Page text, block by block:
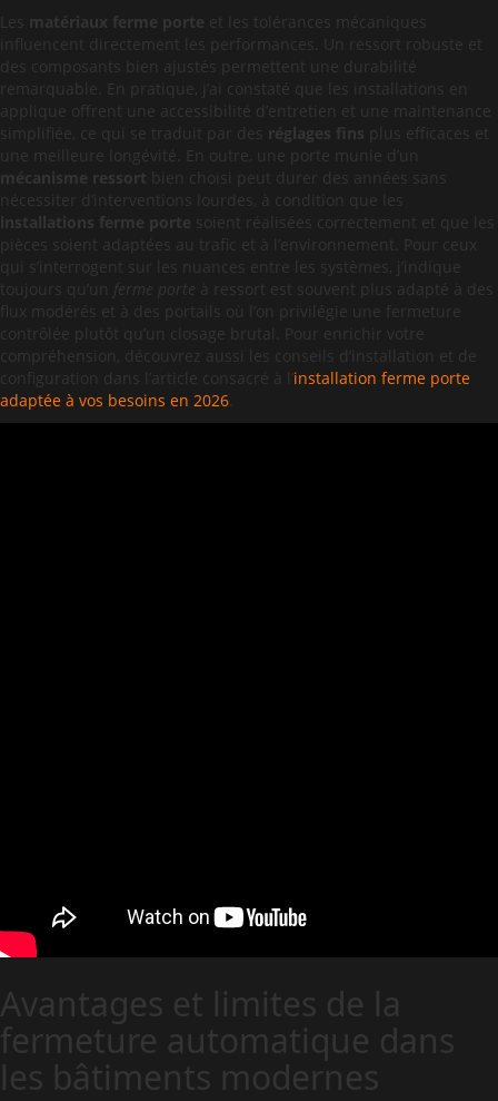
Les matériaux ferme porte et les tolérances mécaniques
influencent directement les performances. Un ressort robuste et
des composants bien ajustés permettent une durabilité
remarquable. En pratique, j’ai constaté que les installations en
applique offrent une accessibilité d’entretien et une maintenance
simplifiée, ce qui se traduit par des réglages fins plus efficaces et
une meilleure longévité. En outre, une porte munie d’un
mécanisme ressort bien choisi peut durer des années sans
nécessiter d’interventions lourdes, à condition que les
installations ferme porte soient réalisées correctement et que les
pièces soient adaptées au trafic et à l’environnement. Pour ceux
qui s’interrogent sur les nuances entre les systèmes, j’indique
toujours qu’un ferme porte à ressort est souvent plus adapté à des
flux modérés et à des portails où l’on privilégie une fermeture
contrôlée plutôt qu’un closage brutal. Pour enrichir votre
compréhension, découvrez aussi les conseils d’installation et de
configuration dans l’article consacré à l’installation ferme porte
adaptée à vos besoins en 2026
Avantages et limites de la
fermeture automatique dans
les bâtiments modernes